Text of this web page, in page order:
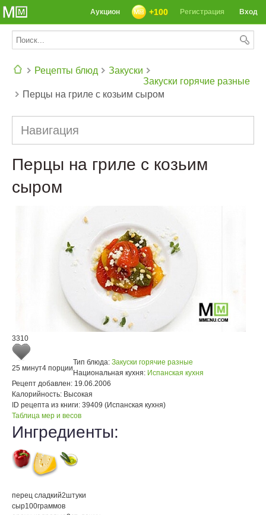
СЕГОДНЯ: 39142 РЕЦЕПТА
Вход
Регистрация
+100
Аукцион
Рецепты блюд
Закуски
Закуски горячие разные
Перцы на гриле с козьим сыром
Навигация
Перцы на гриле с козьим
сыром
3310
25 минут4 порции
Тип блюда: Закуски горячие разные
Национальная кухня: Испанская кухня
Рецепт добавлен: 19.06.2006
Калорийность: Высокая
ID рецепта из книги: 39409 (Испанская кухня)
Таблица мер и весов
Ингредиенты:
перец сладкий2штуки
сыр100граммов